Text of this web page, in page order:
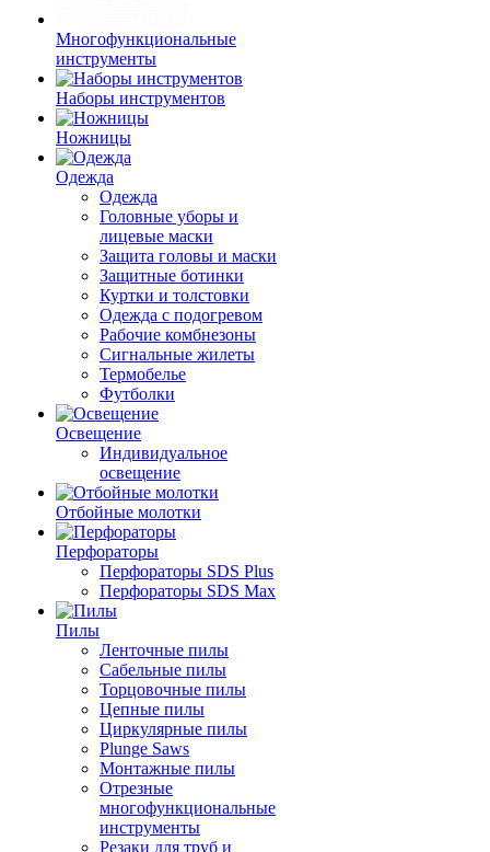
Многофункциональные
инструменты
Наборы инструментов
Ножницы
Одежда
Одежда
Головные уборы и
лицевые маски
Защита головы и маски
Защитные ботинки
Куртки и толстовки
Одежда с подогревом
Рабочие комбнезоны
Сигнальные жилеты
Термобелье
Футболки
Освещение
Индивидуальное
освещение
Отбойные молотки
Перфораторы
Перфораторы SDS Plus
Перфораторы SDS Max
Пилы
Ленточные пилы
Сабельные пилы
Торцовочные пилы
Цепные пилы
Циркулярные пилы
Plunge Saws
Монтажные пилы
Отрезные
многофункциональные
инструменты
Резаки для труб и